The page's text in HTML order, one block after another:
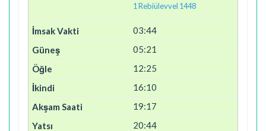
1 Rebiülevvel 1448
03:44
05:21
12:25
16:10
19:17
20:44